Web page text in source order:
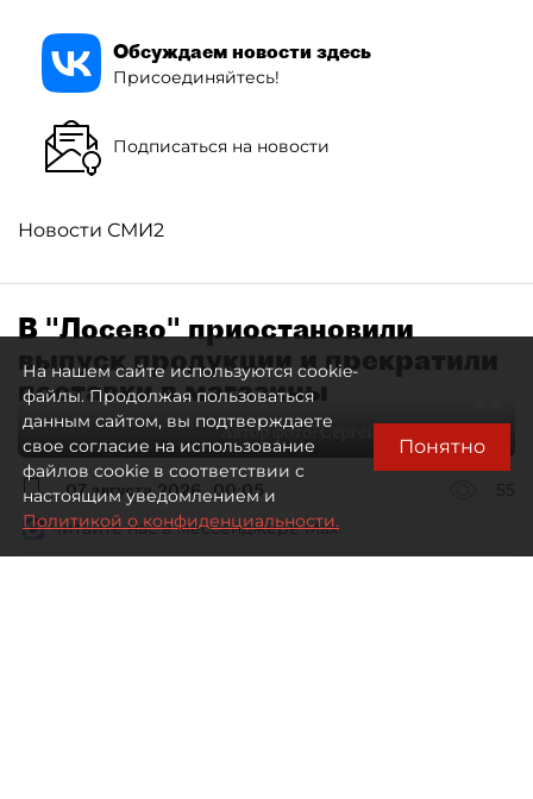
Обсуждаем новости здесь
Присоединяйтесь!
Подписаться на новости
Новости СМИ2
В "Лосево" приостановили
выпуск продукции и прекратили
поставки в магазины
Автор фото:Сергей Ермохин / "ДП"
07 августа 2026 00:05
55
Читайте нас в мессенджере Max
На нашем сайте используются cookie-
файлы. Продолжая пользоваться
данным сайтом, вы подтверждаете
свое согласие на использование
файлов cookie в соответствии с
настоящим уведомлением и
Политикой о конфиденциальности.
Понятно